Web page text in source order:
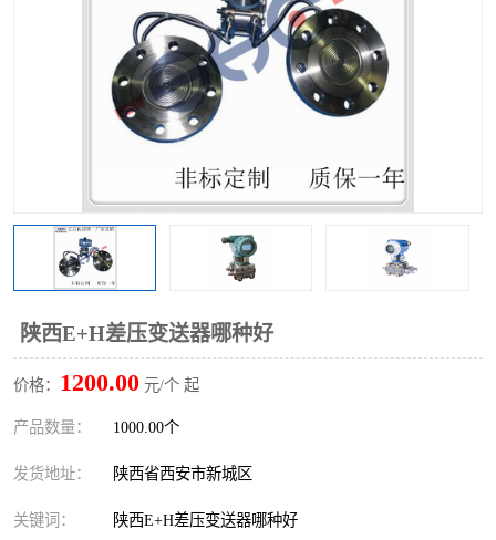
陕西E+H差压变送器哪种好
价格： 1200.00 元/个 起
产品数量： 1000.00个
发货地址： 陕西省西安市新城区
关键词： 陕西E+H差压变送器哪种好